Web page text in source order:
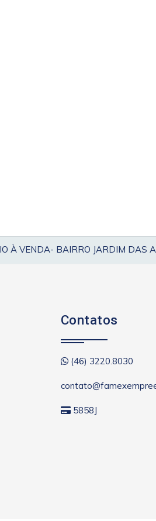
À VENDA- BAIRRO JARDIM DAS
Contatos
(46) 3220.8030
5858J